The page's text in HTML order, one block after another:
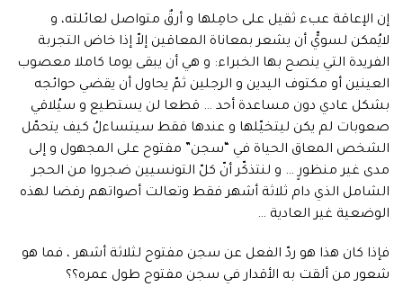
إن الإعاقة عبء ثقيل على حامِلها و أرقٌ متواصل لعائلته، و
لايُمكن لسويٍّ أن يشعر بمعاناة المعاقين إلاّ إذا خاض التجربة
الفريدة التي ينصح بها الخبراء: و هي أن يبقى يوما كاملا معصوب
العينين أو مكتوف اليدين و الرجلين ثمّ يحاول أن يقضي حوائجه
بشكل عادي دون مساعدة أحد … قطعا لن يستطيع و سيُلاقي
صعوبات لم يكن ليتخيّلها و عندها فقط سيتساءلُ كيف يتحمّل
الشخص المعاق الحياة في “سجن” مفتوح على المجهول و إلى
مدى غير منظورٍ … و لنتذكّر أنّ كلّ التونسيين ضجروا من الحجر
الشامل الذي دام ثلاثة أشهر فقط وتعالت أصواتهم رفضا لهذه
الوضعية غير العادية …
فإذا كان هذا هو ردّ الفعل عن سجن مفتوح لثلاثة أشهر ، فما هو
شعور من ألقت به الأقدار في سجن مفتوح طول عمره؟؟